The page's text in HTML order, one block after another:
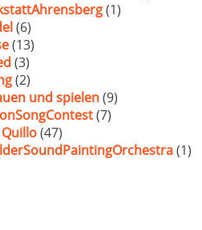
(1)
(6)
(13)
(3)
(2)
und spielen(9)
(7)
(47)
(1)